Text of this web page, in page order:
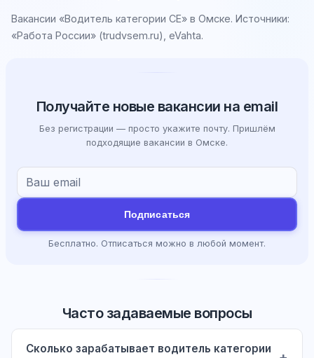
Вакансии «Водитель категории CE» в Омске. Источники:
«Работа России» (trudvsem.ru), eVahta.
Получайте новые вакансии на email
Без регистрации — просто укажите почту. Пришлём
подходящие вакансии в Омске.
Подписаться
Бесплатно. Отписаться можно в любой момент.
Часто задаваемые вопросы
Сколько зарабатывает водитель категории